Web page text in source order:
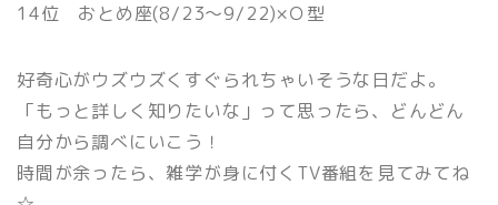
14位 おとめ座(8/23〜9/22)×Ｏ型
好奇心がウズウズくすぐられちゃいそうな日だよ。
「もっと詳しく知りたいな」って思ったら、どんどん
自分から調べにいこう！
時間が余ったら、雑学が身に付くTV番組を見てみてね